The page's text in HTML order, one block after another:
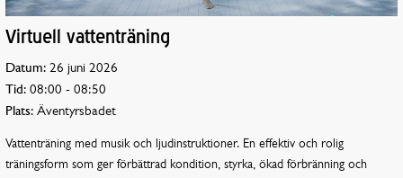
Virtuell vattenträning
Datum: 26 juni 2026
Tid: 08:00 - 08:50
Plats: Äventyrsbadet
Vattenträning med musik och ljudinstruktioner. En effektiv och rolig
träningsform som ger förbättrad kondition, styrka, ökad förbränning och